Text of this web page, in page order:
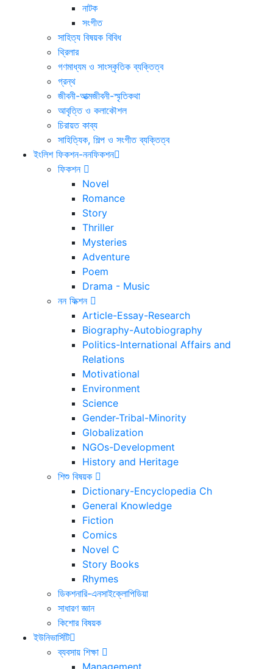
নাটক
সংগীত
সাহিত্য বিষয়ক বিবিধ
থ্রিলার
গণমাধ্যম ও সাংস্কৃতিক ব্যক্তিত্ব
গ্রন্থ
জীবনী-আত্মজীবনী-স্মৃতিকথা
আবৃত্তি ও কলাকৌশল
চিরায়ত কাব্য
সাহিত্যিক, শিল্প ও সংগীত ব্যক্তিত্ব
ইংলিশ ফিকশন-ননফিকশন
ফিকশন
Novel
Romance
Story
Thriller
Mysteries
Adventure
Poem
Drama - Music
নন ফিক্শন
Article-Essay-Research
Biography-Autobiography
Politics-International Affairs and
Relations
Motivational
Environment
Science
Gender-Tribal-Minority
Globalization
NGOs-Development
History and Heritage
শিশু বিষয়ক
Dictionary-Encyclopedia Ch
General Knowledge
Fiction
Comics
Novel C
Story Books
Rhymes
ডিকশনারি-এনসাইক্লোপিডিয়া
সাধারণ জ্ঞান
কিশোর বিষয়ক
ইউনিভার্সিটি
ব্যবসায় শিক্ষা
Management